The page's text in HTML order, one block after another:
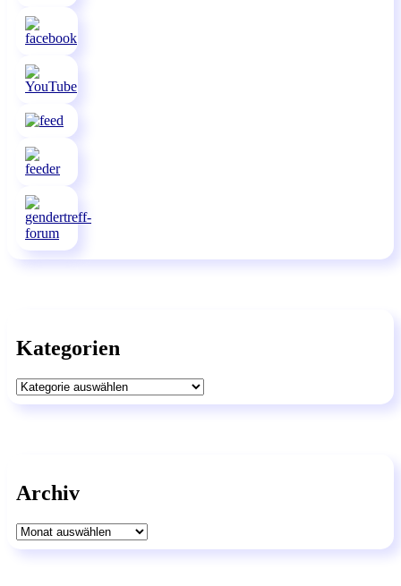
Kategorien
Kategorien
Archiv
Archiv